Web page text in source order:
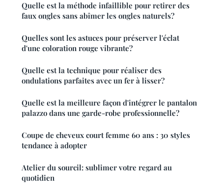
Quelle est la méthode infaillible pour retirer des
faux ongles sans abîmer les ongles naturels?
Quelles sont les astuces pour préserver l'éclat
d'une coloration rouge vibrante?
Quelle est la technique pour réaliser des
ondulations parfaites avec un fer à lisser?
Quelle est la meilleure façon d'intégrer le pantalon
palazzo dans une garde-robe professionnelle?
Coupe de cheveux court femme 60 ans : 30 styles
tendance à adopter
Atelier du sourcil: sublimer votre regard au
quotidien